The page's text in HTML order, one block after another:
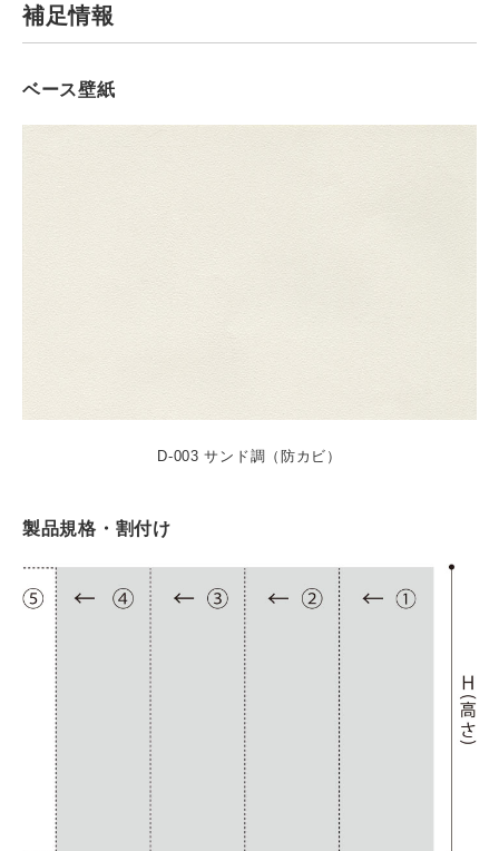
補足情報
ベース壁紙
D-003 サンド調（防カビ）
製品規格・割付け